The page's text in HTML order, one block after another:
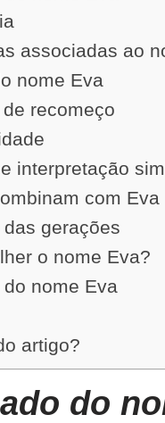
associadas ao
nome Eva
recomeço
interpretação
com Eva
gerações
o nome Eva?
nome Eva
artigo?
do